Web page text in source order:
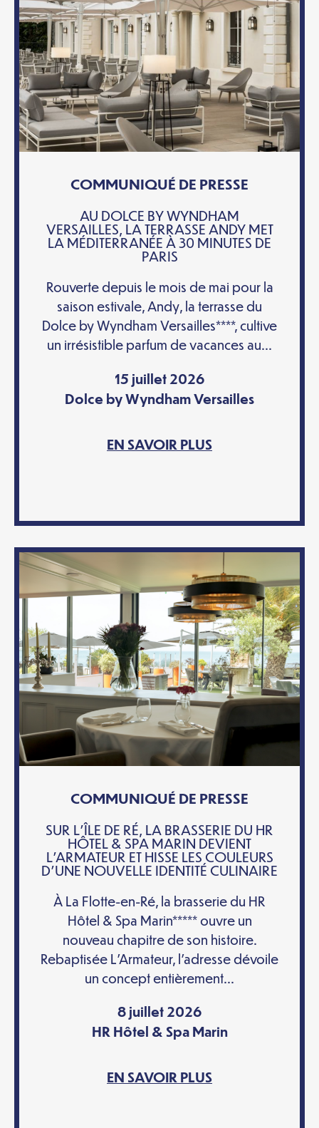
COMMUNIQUÉ DE PRESSE
AU DOLCE BY WYNDHAM
VERSAILLES, LA TERRASSE ANDY MET
LA MÉDITERRANÉE À 30 MINUTES DE
PARIS
Rouverte depuis le mois de mai pour la
saison estivale, Andy, la terrasse du
Dolce by Wyndham Versailles****, cultive
un irrésistible parfum de vacances au...
15 juillet 2026
Dolce by Wyndham Versailles
EN SAVOIR PLUS
COMMUNIQUÉ DE PRESSE
SUR L’ÎLE DE RÉ, LA BRASSERIE DU HR
HÔTEL & SPA MARIN DEVIENT
L’ARMATEUR ET HISSE LES COULEURS
D’UNE NOUVELLE IDENTITÉ CULINAIRE
À La Flotte-en-Ré, la brasserie du HR
Hôtel & Spa Marin***** ouvre un
nouveau chapitre de son histoire.
Rebaptisée L’Armateur, l’adresse dévoile
un concept entièrement...
8 juillet 2026
HR Hôtel & Spa Marin
EN SAVOIR PLUS